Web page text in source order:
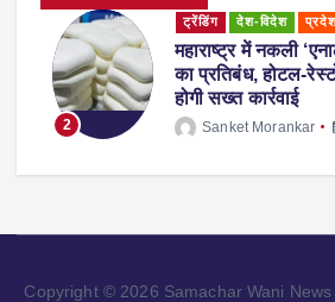
3
व्यापार
पुणे में अमित शाह ने
‘गीतारहस्य पढ़ेंगे तो
करेंगे’
Sanket Morankar
Copyright © 2026 Samachar Wani